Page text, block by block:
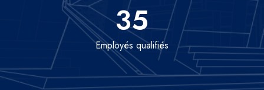
35
Employés qualifiés